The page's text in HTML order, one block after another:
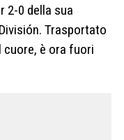
2-0 della sua
Trasportato
cuore, è ora fuori